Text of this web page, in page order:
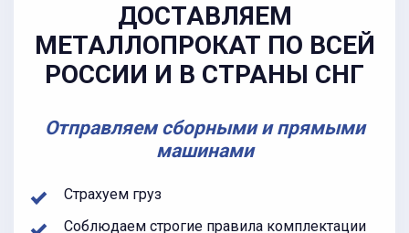
ДОСТАВЛЯЕМ
МЕТАЛЛОПРОКАТ ПО ВСЕЙ
РОССИИ И В СТРАНЫ СНГ
Отправляем сборными и прямыми
машинами
Страхуем груз
Соблюдаем строгие правила комплектации